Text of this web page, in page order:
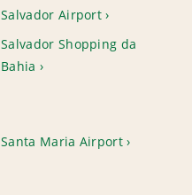
Salvador Airport
Salvador Shopping da
Bahia
Santa Maria Airport